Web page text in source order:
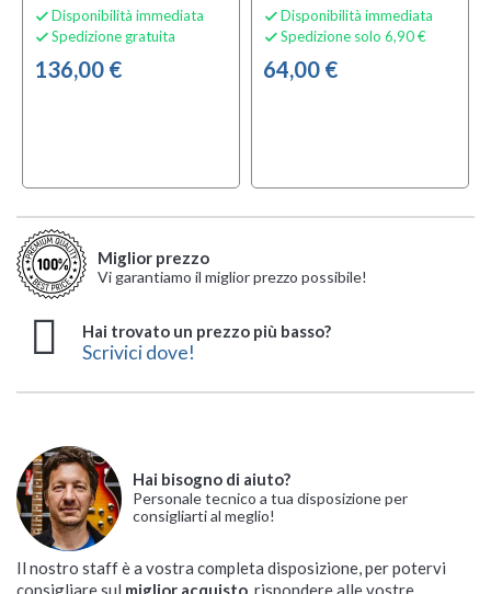
 Disponibilità immediata
 Spedizione gratuita
136,00 €
 Disponibilità immediata
 Spedizione solo 6,90 €
64,00 €
Miglior prezzo
Vi garantiamo il miglior prezzo possibile!
Hai trovato un prezzo più basso?
Scrivici dove!
Hai bisogno di aiuto?
Personale tecnico a tua disposizione per
consigliarti al meglio!
Il nostro staff è a vostra completa disposizione, per potervi
consigliare sul miglior acquisto , rispondere alle vostre